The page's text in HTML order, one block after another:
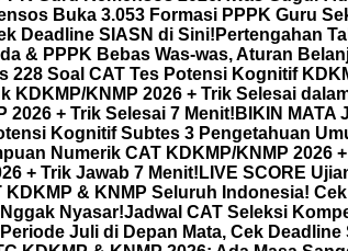
Buka 3.053 Formasi PPPK Guru
Deadline SIASN di Sini! Pertengahan
& PPPK Bebas Was-was, Aturan
228 Soal CAT Tes Potensi Kognitif
KNMP 2026 + Trik Selesai
+ Trik Selesai 7 Menit! BIKIN MATA
Kognitif Subtes 3 Pengetahuan
Numerik CAT KDKMP/KNMP 2026
+ Trik Jawab 7 Menit! LIVE SCORE
& KNMP Seluruh Indonesia!
Nyasar!Jadwal CAT Seleksi
Juli di Depan Mata, Cek Deadline